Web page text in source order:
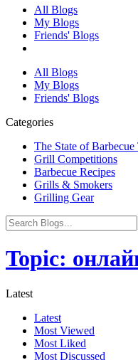
All Blogs
My Blogs
Friends' Blogs
All Blogs
My Blogs
Friends' Blogs
Categories
The State of Barbecue
Grill Competitions
Barbecue Recipes
Grills & Smokers
Grilling Gear
Topic:
Latest
Latest
Most Viewed
Most Liked
Most Discussed